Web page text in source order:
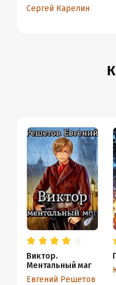
Сергей Карелин
Виктор.
Ментальный маг
Евгений Решетов